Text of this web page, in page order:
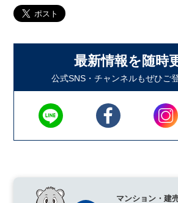
最新情報を随時
公式SNS・チャンネルもぜひご
マンション・建